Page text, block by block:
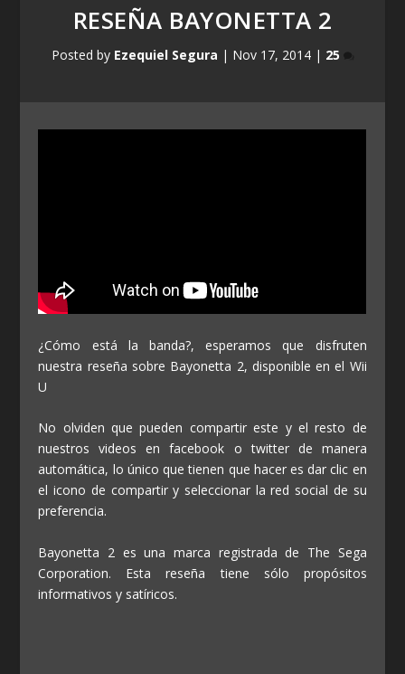
RESEÑA BAYONETTA 2
Posted by Ezequiel Segura | Nov 17, 2014| 25
¿Cómo está la banda?, esperamos que disfruten
nuestra reseña sobre Bayonetta 2, disponible en el Wii
U
No olviden que pueden compartir este y el resto de
nuestros videos en facebook o twitter de manera
automática, lo único que tienen que hacer es dar clic en
el icono de compartir y seleccionar la red social de su
preferencia.
Bayonetta 2 es una marca registrada de The Sega
Corporation. Esta reseña tiene sólo propósitos
informativos y satíricos.